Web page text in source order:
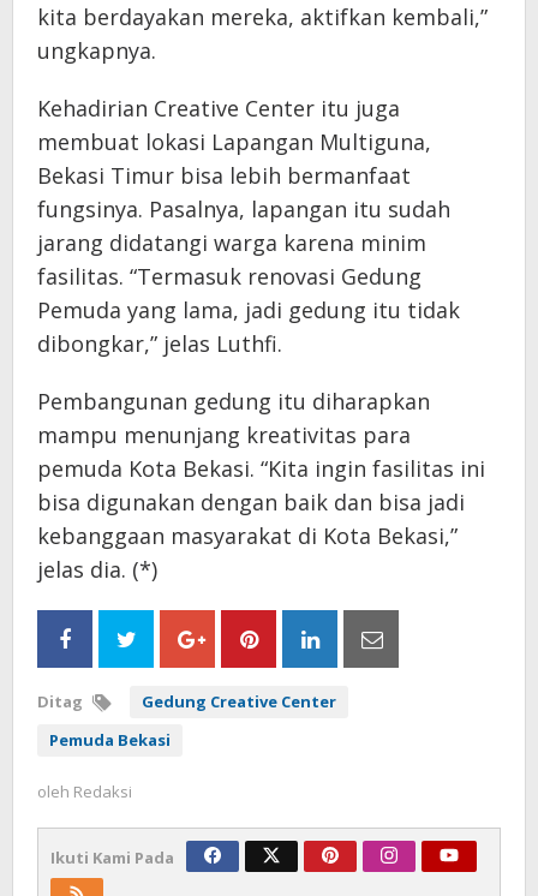
kita berdayakan mereka, aktifkan kembali,”
ungkapnya.
Kehadirian Creative Center itu juga
membuat lokasi Lapangan Multiguna,
Bekasi Timur bisa lebih bermanfaat
fungsinya. Pasalnya, lapangan itu sudah
jarang didatangi warga karena minim
fasilitas. “Termasuk renovasi Gedung
Pemuda yang lama, jadi gedung itu tidak
dibongkar,” jelas Luthfi.
Pembangunan gedung itu diharapkan
mampu menunjang kreativitas para
pemuda Kota Bekasi. “Kita ingin fasilitas ini
bisa digunakan dengan baik dan bisa jadi
kebanggaan masyarakat di Kota Bekasi,”
jelas dia. (*)
Ditag
Gedung Creative Center
Pemuda Bekasi
oleh Redaksi
Ikuti Kami Pada